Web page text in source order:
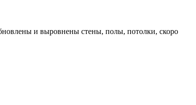
и выровнены стены, полы, потолки, скоро